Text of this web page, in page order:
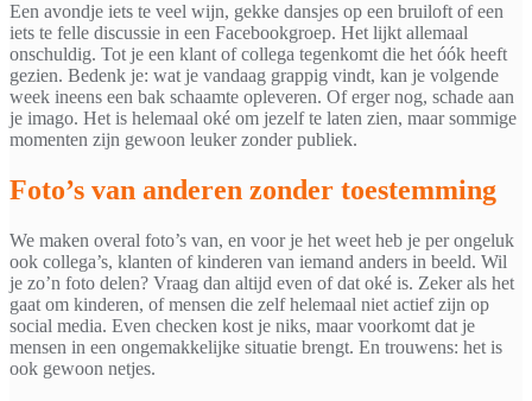
Een avondje iets te veel wijn, gekke dansjes op een bruiloft of een
iets te felle discussie in een Facebookgroep. Het lijkt allemaal
onschuldig. Tot je een klant of collega tegenkomt die het óók heeft
gezien. Bedenk je: wat je vandaag grappig vindt, kan je volgende
week ineens een bak schaamte opleveren. Of erger nog, schade aan
je imago. Het is helemaal oké om jezelf te laten zien, maar sommige
momenten zijn gewoon leuker zonder publiek.
Foto’s van anderen zonder toestemming
We maken overal foto’s van, en voor je het weet heb je per ongeluk
ook collega’s, klanten of kinderen van iemand anders in beeld. Wil
je zo’n foto delen? Vraag dan altijd even of dat oké is. Zeker als het
gaat om kinderen, of mensen die zelf helemaal niet actief zijn op
social media. Even checken kost je niks, maar voorkomt dat je
mensen in een ongemakkelijke situatie brengt. En trouwens: het is
ook gewoon netjes.